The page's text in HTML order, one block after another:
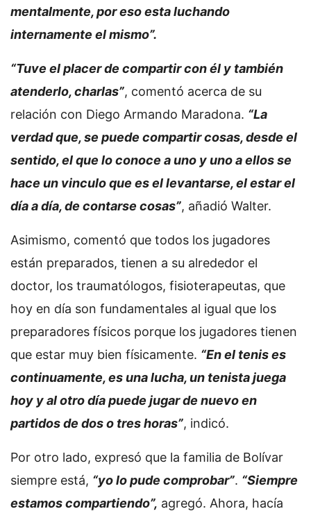
mentalmente, por eso esta luchando
internamente el mismo”.
“Tuve el placer de compartir con él y también
atenderlo, charlas”, comentó acerca de su
relación con Diego Armando Maradona. “La
verdad que, se puede compartir cosas, desde el
sentido, el que lo conoce a uno y uno a ellos se
hace un vinculo que es el levantarse, el estar el
día a día, de contarse cosas”, añadió Walter.
Asimismo, comentó que todos los jugadores
están preparados, tienen a su alrededor el
doctor, los traumatólogos, fisioterapeutas, que
hoy en día son fundamentales al igual que los
preparadores físicos porque los jugadores tienen
que estar muy bien físicamente. “En el tenis es
continuamente, es una lucha, un tenista juega
hoy y al otro día puede jugar de nuevo en
partidos de dos o tres horas”, indicó.
Por otro lado, expresó que la familia de Bolívar
siempre está, “yo lo pude comprobar”. “Siempre
estamos compartiendo”, agregó. Ahora, hacía